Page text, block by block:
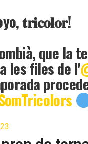
𝐭𝐫𝐢𝐜𝐨𝐥𝐨𝐫!
que la
les files de l'